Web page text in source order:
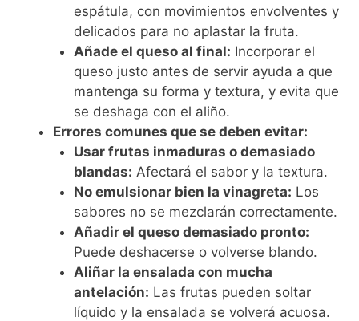
espátula, con movimientos envolventes y
delicados para no aplastar la fruta.
Añade el queso al final: Incorporar el
queso justo antes de servir ayuda a que
mantenga su forma y textura, y evita que
se deshaga con el aliño.
Errores comunes que se deben evitar:
Usar frutas inmaduras o demasiado
blandas: Afectará el sabor y la textura.
No emulsionar bien la vinagreta: Los
sabores no se mezclarán correctamente.
Añadir el queso demasiado pronto:
Puede deshacerse o volverse blando.
Aliñar la ensalada con mucha
antelación: Las frutas pueden soltar
líquido y la ensalada se volverá acuosa.